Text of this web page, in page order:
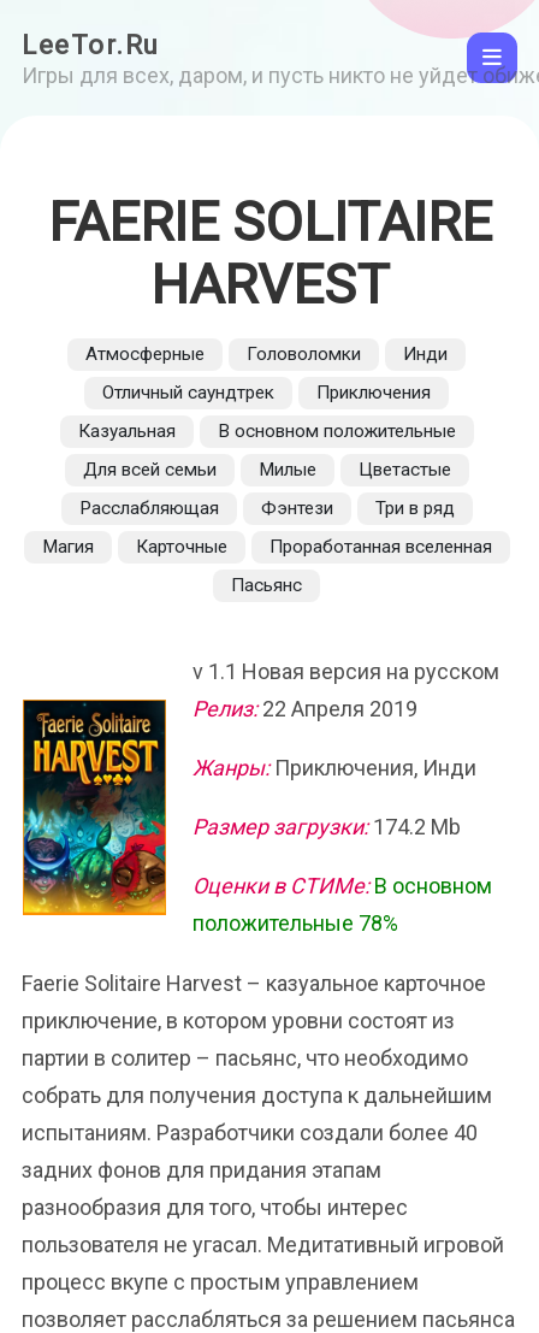
LeeTor.Ru
Игры для всех, даром, и пусть никто не уйдет
FAERIE SOLITAIRE
HARVEST
Атмосферные Головоломки
Инди
Отличный саундтрек
Приключения
Казуальная
В основном положительные
Для всей семьи
Милые
Цветастые
Расслабляющая
Фэнтези
Три в ряд
Магия
Карточные
Проработанная вселенная
Пасьянс
v 1.1 Новая версия на русском
Релиз:22 Апреля 2019
Жанры:Приключения, Инди
Размер загрузки:174.2 Mb
Оценки в СТИМе: В основном
положительные 78%
Faerie Solitaire Harvest – казуальное карточное
приключение, в котором уровни состоят из
партии в солитер – пасьянс, что необходимо
собрать для получения доступа к дальнейшим
испытаниям. Разработчики создали более 40
задних фонов для придания этапам
разнообразия для того, чтобы интерес
пользователя не угасал. Медитативный игровой
процесс вкупе с простым управлением
позволяет расслабляться за решением пасьянса